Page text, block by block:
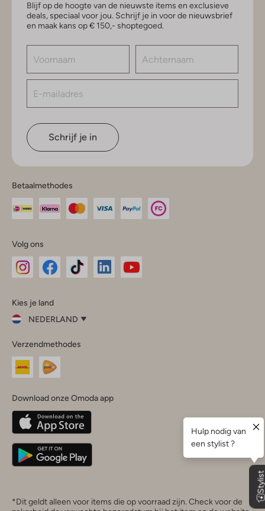
Blijf op de hoogte van de nieuwste items en exclusieve
deals, speciaal voor jou. Schrijf je in voor de nieuwsbrief
en maak kans op € 150,- shoptegoed.
Schrijf je in
Betaalmethodes
Volg ons
InstagramFacebook
Kies je land
NEDERLAND
je
land
Nederland
Belgique(Français)
Deutschland
Verzendmethodes
Download onze Omoda app
*Dit geldt alleen voor items die op voorraad zijn. Check voor de